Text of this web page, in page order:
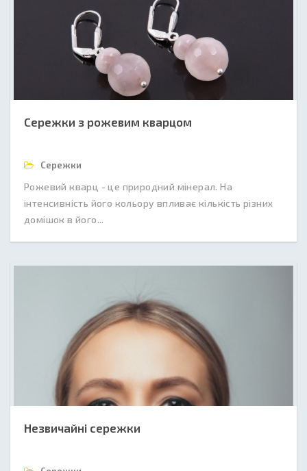
Сережки з рожевим кварцом
Сережки
Рожевий кварц - це природний мінерал. На
інтенсивність його кольору впливає кількість різних
домішок в його...
Незвичайні сережки